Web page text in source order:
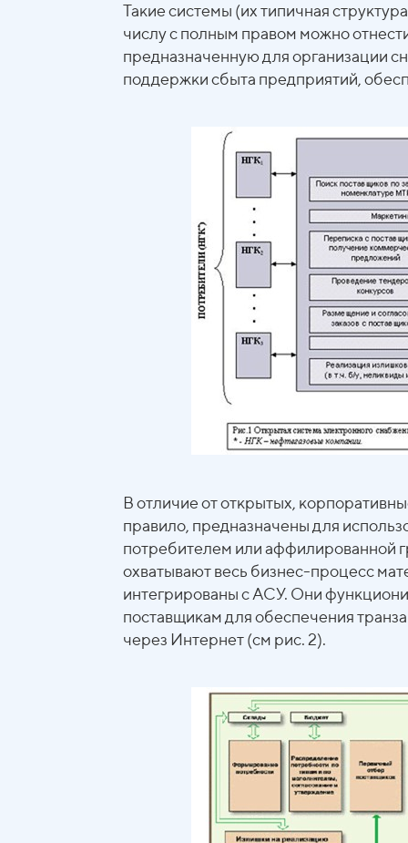
Такие системы (их типичная
числу с полным правом можно
предназначенную для организации
поддержки сбыта предприятий,
В отличие от открытых,
правило, предназначены для
потребителем или аффилированной
охватывают весь бизнес-процесс
интегрированы с АСУ. Они
поставщикам для обеспечения
через Интернет (см рис. 2).